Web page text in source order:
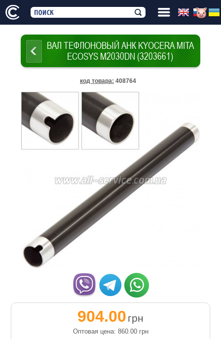
ВАЛ ТЕФЛОНОВЫЙ АНК KYOCERA MITA
ECOSYS M2030DN (3203661)
код товара: 408764
904.00 грн
Оптовая цена: 860.00 грн